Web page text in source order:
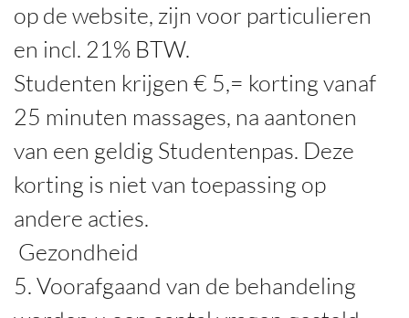
op de website, zijn voor particulieren
en incl. 21% BTW.
Studenten krijgen € 5,= korting vanaf
25 minuten massages, na aantonen
van een geldig Studentenpas. Deze
korting is niet van toepassing op
andere acties.
Gezondheid
5. Voorafgaand van de behandeling